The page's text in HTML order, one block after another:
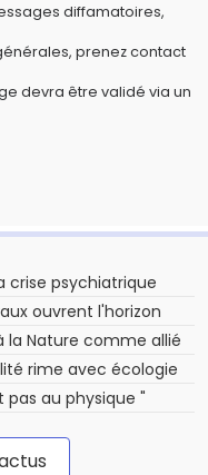
diffamatoires,
prenez contact
devra être validé via un
crise psychiatrique
ouvrent l'horizon
la Nature comme allié
rime avec écologie
pas au physique "